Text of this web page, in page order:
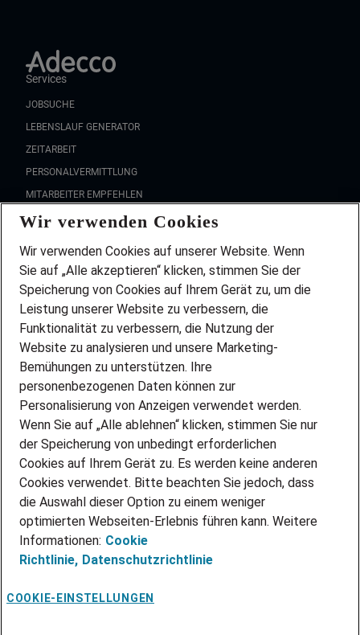
Services
JOBSUCHE
LEBENSLAUF GENERATOR
ZEITARBEIT
PERSONALVERMITTLUNG
MITARBEITER EMPFEHLEN
FAQ
Wir stellen ein!
DEINE BERUFSGRUPPE
DEINE LEBENSSITUATION
PARTNERSHIP WITH AIRBUS
INITIATIV BEWERBEN
ÜBER UNS
STANDORTE
BLOG
PRESSE
KONTAKT
@Adecco 2026
IMPRESSUM
DATENSCHUTZ
NUTZUNGSBEDINGUNGEN
COOKIE-RICHTLINIEN
Wir verwenden Cookies
Wir verwenden Cookies auf unserer Website. Wenn
Sie auf „Alle akzeptieren“ klicken, stimmen Sie der
Speicherung von Cookies auf Ihrem Gerät zu, um die
Leistung unserer Website zu verbessern, die
Funktionalität zu verbessern, die Nutzung der
Website zu analysieren und unsere Marketing-
Bemühungen zu unterstützen. Ihre
personenbezogenen Daten können zur
Personalisierung von Anzeigen verwendet werden.
Wenn Sie auf „Alle ablehnen“ klicken, stimmen Sie nur
der Speicherung von unbedingt erforderlichen
Cookies auf Ihrem Gerät zu. Es werden keine anderen
Cookies verwendet. Bitte beachten Sie jedoch, dass
die Auswahl dieser Option zu einem weniger
optimierten Webseiten-Erlebnis führen kann. Weitere
Informationen: Cookie
Richtlinie, Datenschutzrichtlinie
COOKIE-EINSTELLUNGEN